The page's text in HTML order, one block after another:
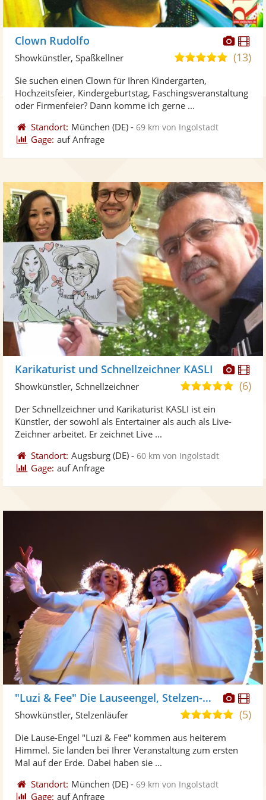
Clown Rudolfo
4,9
5
Sternen
(13)
Showkünstler, Spaßkellner
Sie suchen einen Clown für Ihren Kindergarten,
Hochzeitsfeier, Kindergeburtstag, Faschingsveranstaltung
oder Firmenfeier? Dann komme ich gerne ...
Standort: München (DE) -69 km von Ingolstadt
Gage: auf Anfrage
Karikaturist und Schnellzeichner KASLI
4,9(6)
Showkünstler, Schnellzeichner
Der Schnellzeichner und Karikaturist KASLI ist ein
Künstler, der sowohl als Entertainer als auch als Live-
Zeichner arbeitet. Er zeichnet Live ...
Standort: Augsburg (DE) -60 km von Ingolstadt
Gage: auf Anfrage
"Luzi & Fee" Die Lauseengel, Stelzen-Duo
5,0(5)
Showkünstler, Stelzenläufer
Die Lause-Engel "Luzi & Fee" kommen aus heiterem
Himmel. Sie landen bei Ihrer Veranstaltung zum ersten
Mal auf der Erde. Dabei haben sie ...
Standort: München (DE) -69 km von Ingolstadt
Gage: auf Anfrage